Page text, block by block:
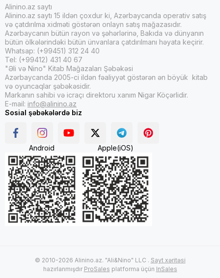
Alinino.az saytı
Alinino.az saytı 15 ildən çoxdur ki, Azərbaycanda operativ satış
və çatdırılma xidməti göstərən onlayn satış mağazasıdır.
Azərbaycanın bütün rayon və şəhərlərinə, Bakıda və dünyanın
bütün ölkələrindəki bütün ünvanlara çatdırılmanı həyata keçirir.
Whatsap: (+99451) 312 24 40
Tel: (+99412) 431 40 67
"Əli və Nino" Kitab Mağazaları Şəbəkəsi
Azərbaycanda 2005-ci ildən fəaliyyət göstərən ən böyük kitab
və oyuncaqlar şəbəkəsidir.
Markanın sahibi və icraçı direktoru xanım Nigar Köçərlidir.
E-mail: info@alinino.az
Sosial şəbəkələrdə biz
Android Apple(iOS)
© 2010-2026 Alinino.az. "Ali&Nino" LLC . Sayt xəritəsi
hazırlanmışdır ProSales platforma üçün InSales